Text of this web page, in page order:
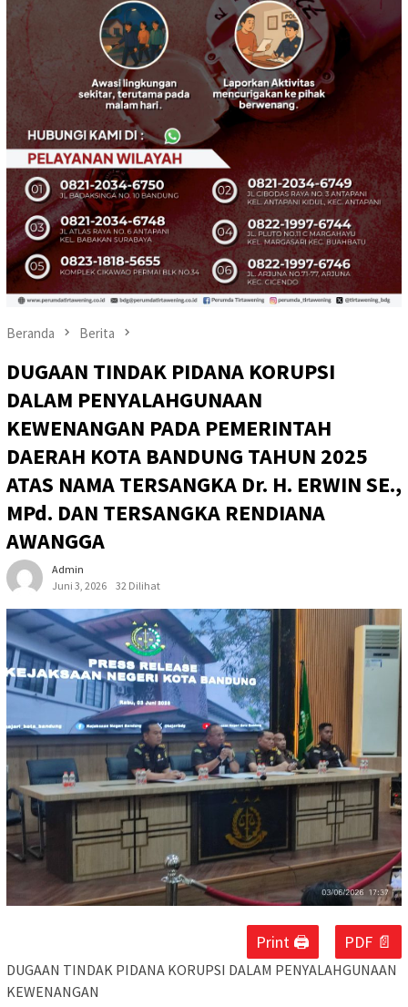
Beranda Berita
DUGAAN TINDAK PIDANA KORUPSI
DALAM PENYALAHGUNAAN
KEWENANGAN PADA PEMERINTAH
DAERAH KOTA BANDUNG TAHUN 2025
ATAS NAMA TERSANGKA Dr. H. ERWIN SE.,
MPd. DAN TERSANGKA RENDIANA
AWANGGA
Admin
Juni 3, 2026
32 Dilihat
Print 🖨 PDF 📄
DUGAAN TINDAK PIDANA KORUPSI DALAM PENYALAHGUNAAN
KEWENANGAN